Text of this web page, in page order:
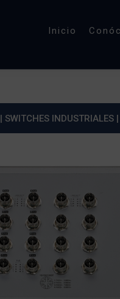
Inicio
|SWITCHES INDUSTRIALES |